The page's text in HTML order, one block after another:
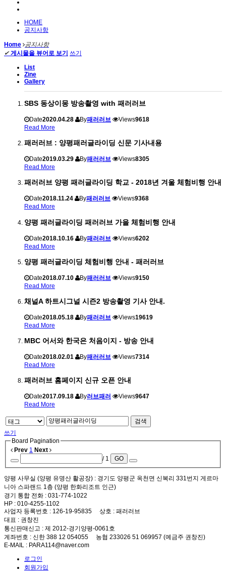
HOME
공지사항
Home
공지사항
✔ 게시물을 뷰어로 보기
쓰기
List
Zine
Gallery
SBS 동상이몽 방송촬영 with 패러러브
Date2020.04.28 By패러러브 Views9618
Read More
패러러브 : 양평패러글라이딩 신문 기사내용
Date2019.03.29 By패러러브 Views8305
Read More
패러러브 양평 패러글라이딩 학교 - 2018년 겨울 체험비행 안내
Date2018.11.24 By패러러브 Views9368
Read More
양평 패러글라이딩 패러러브 가을 체험비행 안내
Date2018.10.16 By패러러브 Views6202
Read More
양평 패러글라이딩 체험비행 안내 - 패러러브
Date2018.07.10 By패러러브 Views9150
Read More
채널A 하트시그널 시즌2 방송촬영 기사 안내.
Date2018.05.18 By패러러브 Views19619
Read More
MBC 어서와 한국은 처음이지 - 방송 안내
Date2018.02.01 By패러러브 Views7314
Read More
패러러브 홈페이지 신규 오픈 안내
Date2017.09.18 By러브패러 Views9647
Read More
검색
쓰기
Board Pagination
Prev 1 Next
/ 1
GO
양평 사무실 (양평 유명산 활공장) : 경기도 양평군 옥천면 신복리 331번지 게르마
니아 스파랜드 1층 (양평 한화리조트 인근)
경기 통합 전화 : 031-774-1022
HP : 010-4255-1102
사업자 등록번호 : 126-19-95835 상호 : 패러러브
대표 : 권창진
통신판매신고 : 제 2012-경기양평-0061호
계좌번호 : 신한 388 12 054055 농협 233026 51 069957 (예금주 권창진)
E-MAIL : PARA114@naver.com
로그인
회원가입